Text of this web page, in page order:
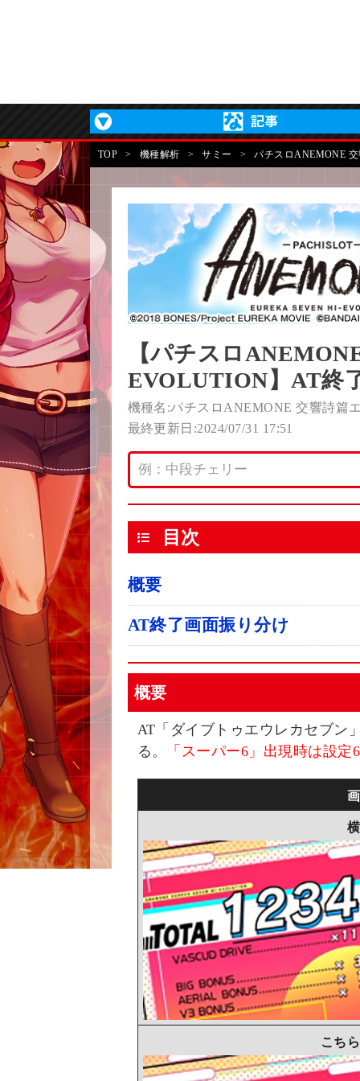
TOP > 機種解析 > サミー > パチスロANEMONE
【パチスロ
EVOLUTION】AT終
機種名:パチスロANEMONE 交響詩篇
最終更新日:2024/07/31 17:51
目次
概要
AT終了画面振り分け
概要
AT「ダイブトゥエウレカセブン
る。
「スーパー6」出現時は設定
こち